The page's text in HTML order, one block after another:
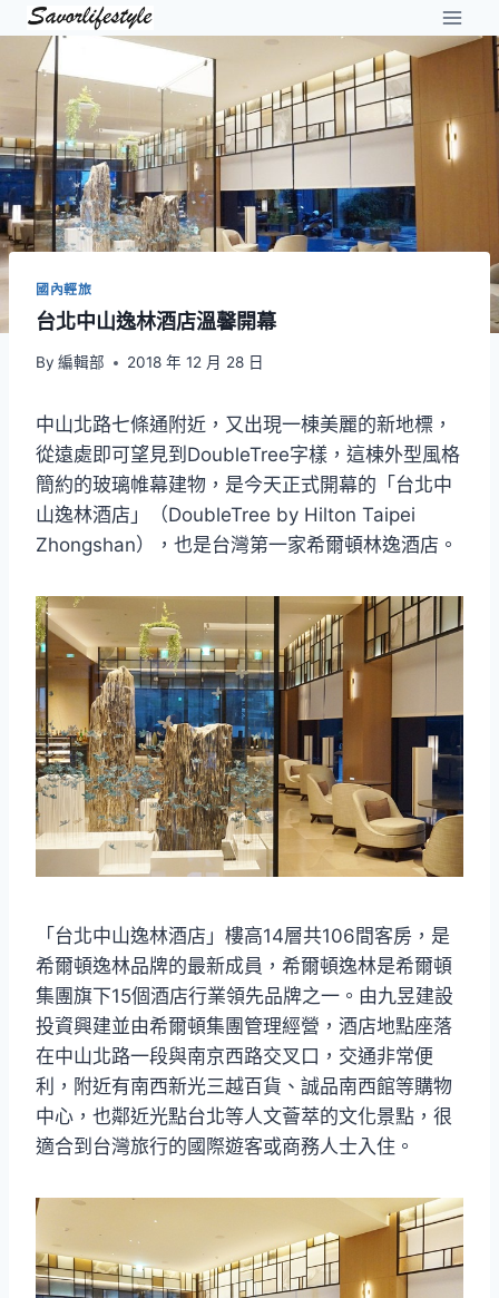
Skip
content
國內輕旅
台北中山逸林酒店溫馨開幕
By 編輯部 2018 年 12 月 28 日
中山北路七條通附近，又出現一棟美麗的新地標，
從遠處即可望見到DoubleTree字樣，這棟外型風格
簡約的玻璃帷幕建物，是今天正式開幕的「台北中
山逸林酒店」（DoubleTree by Hilton Taipei
Zhongshan），也是台灣第一家希爾頓林逸酒店。
「台北中山逸林酒店」樓高14層共106間客房，是
希爾頓逸林品牌的最新成員，希爾頓逸林是希爾頓
集團旗下15個酒店行業領先品牌之一。由九昱建設
投資興建並由希爾頓集團管理經營，酒店地點座落
在中山北路一段與南京西路交叉口，交通非常便
利，附近有南西新光三越百貨、誠品南西館等購物
中心，也鄰近光點台北等人文薈萃的文化景點，很
適合到台灣旅行的國際遊客或商務人士入住。